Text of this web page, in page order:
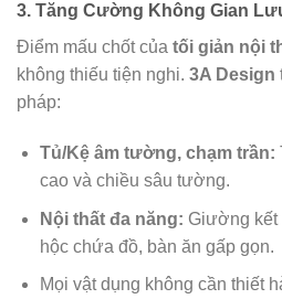
3. Tăng Cường Không Gian
Điểm mấu chốt của tối giản nội
không thiếu tiện nghi. 3A Design
pháp:
Tủ/Kệ âm tường, chạm trần:
cao và chiều sâu tường.
Nội thất đa năng: Giường kết
hộc chứa đồ, bàn ăn gấp gọn.
Mọi vật dụng không cần thiết